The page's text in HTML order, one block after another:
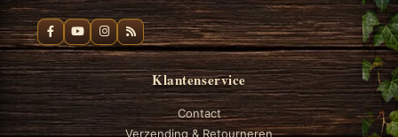
Klantenservice
Contact
Verzending & Retourneren